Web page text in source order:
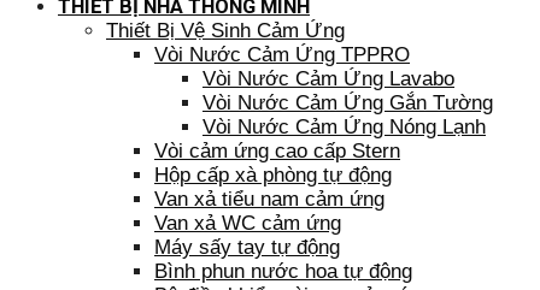
THIẾT BỊ NHÀ THÔNG MINH
Thiết Bị Vệ Sinh Cảm Ứng
Vòi Nước Cảm Ứng TPPRO
Vòi Nước Cảm Ứng Lavabo
Vòi Nước Cảm Ứng Gắn Tường
Vòi Nước Cảm Ứng Nóng Lạnh
Vòi cảm ứng cao cấp Stern
Hộp cấp xà phòng tự động
Van xả tiểu nam cảm ứng
Van xả WC cảm ứng
Máy sấy tay tự động
Bình phun nước hoa tự động